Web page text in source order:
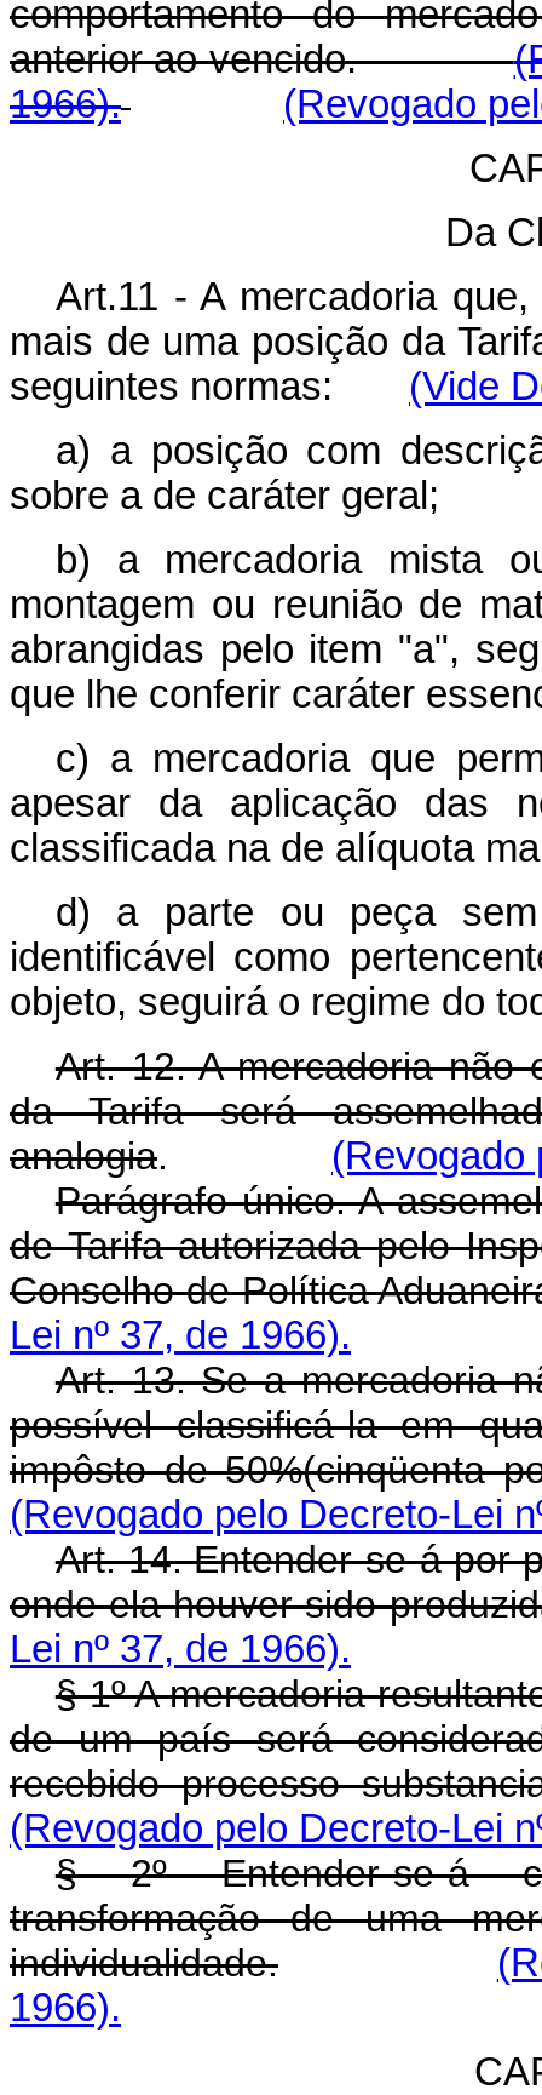
comportamento do
anterior ao vencido.
1966).
(Revogado
Da
Art.11 - A mercadoria
mais de uma posição da
seguintes normas: (Vide
a) a posição com
sobre a de caráter geral;
b) a mercadoria mista
montagem ou reunião de
abrangidas pelo item "a",
que lhe conferir caráter
c) a mercadoria que
apesar da aplicação das
classificada na de alíquota
d) a parte ou peça
identificável como
objeto, seguirá o regime do
Art. 12. A mercadoria não
da Tarifa será
analogia. (Revogado
Parágrafo único. A
de Tarifa autorizada pelo
Conselho de Política
Lei nº 37, de 1966).
Art. 13. Se a mercadoria
possível classificá-la em
impôsto de 50%(cinqüenta
(Revogado pelo Decreto-Lei
Art. 14. Entender-se-á por
onde ela houver sido
Lei nº 37, de 1966).
§ 1º A mercadoria
de um país será
recebido processo
(Revogado pelo Decreto-Lei
§ 2º Entender-se-á
transformação de uma
individualidade.
1966).